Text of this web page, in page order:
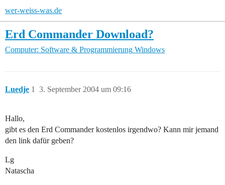
wer-weiss-was.de
Erd Commander Download?
Computer: Software & Programmierung Windows
Luedje 3. September 2004 um 09:16
1
Hallo,
gibt es den Erd Commander kostenlos irgendwo? Kann mir jemand
den link dafür geben?
Lg
Natascha